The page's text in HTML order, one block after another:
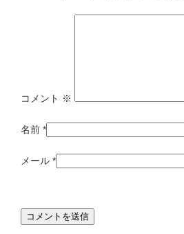
コメント ※
名前 *
メール *